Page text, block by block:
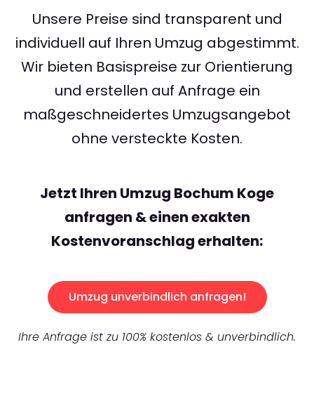
Unsere Preise sind transparent und
individuell auf Ihren Umzug abgestimmt.
Wir bieten Basispreise zur Orientierung
und erstellen auf Anfrage ein
maßgeschneidertes Umzugsangebot
ohne versteckte Kosten.
Jetzt Ihren Umzug Bochum Koge
anfragen & einen exakten
Kostenvoranschlag erhalten:
Umzug unverbindlich anfragen!
Ihre Anfrage ist zu 100% kostenlos & unverbindlich.